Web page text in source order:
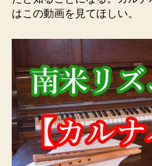
はこの動画を見てほしい。